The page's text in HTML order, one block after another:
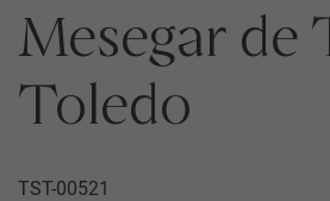
Mesegar de
Toledo
TST-00521